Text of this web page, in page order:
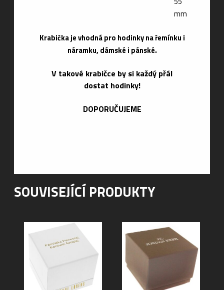
mm
Krabička je vhodná pro hodinky na řemínku i
náramku, dámské i pánské.
V takové krabičce by si každý přál
dostat hodinky!
DOPORUČUJEME
SOUVISEJÍCÍ PRODUKTY